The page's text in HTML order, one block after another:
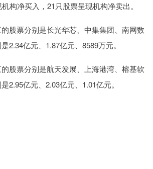
构净买入，21只股票呈现机构净卖出。
股票分别是长光华芯、中集集团、南网数
2.34亿元、1.87亿元、8589万元。
股票分别是航天发展、上海港湾、榕基软
2.95亿元、2.03亿元、1.01亿元。